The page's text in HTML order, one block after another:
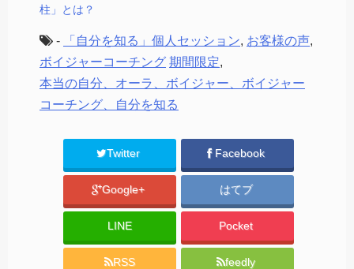
柱」とは？
- 「自分を知る」個人セッション, お客様の声,
ボイジャーコーチング 期間限定,
本当の自分、オーラ、ボイジャー、ボイジャー
コーチング、自分を知る
Twitter Facebook
Google+ はてブ
LINE Pocket
RSS feedly